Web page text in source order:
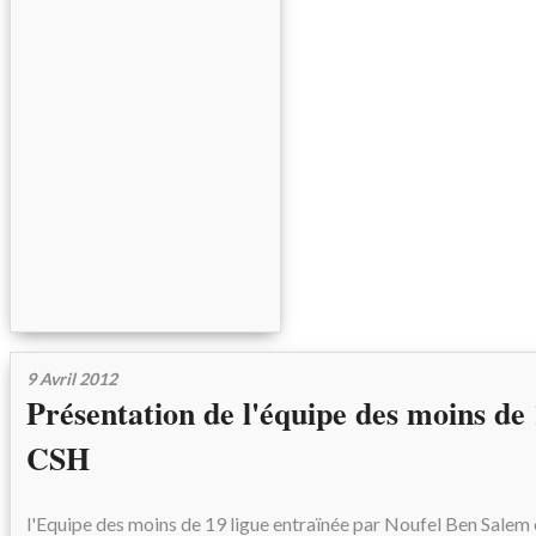
9 Avril 2012
Présentation de l'équipe des moins
CSH
l'Equipe des moins de 19 ligue entraïnée par Noufel Ben